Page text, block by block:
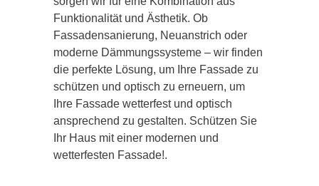
Funktionalität und Ästhetik. Ob
Fassadensanierung, Neuanstrich oder
moderne Dämmungssysteme – wir finden
die perfekte Lösung, um Ihre Fassade zu
schützen und optisch zu erneuern, um
Ihre Fassade wetterfest und optisch
ansprechend zu gestalten. Schützen Sie
Ihr Haus mit einer modernen und
wetterfesten Fassade!.